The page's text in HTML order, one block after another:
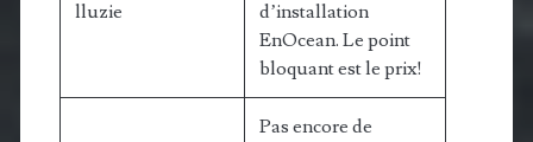
lluzie
d’installation
EnOcean. Le point
bloquant est le prix!
Pas encore de